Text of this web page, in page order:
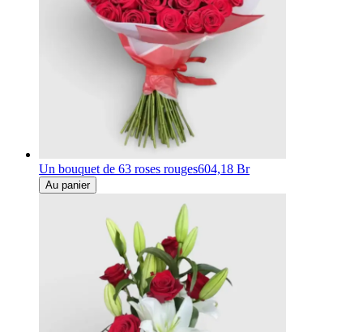
Un bouquet de 63 roses rouges604,18 Br
Au panier